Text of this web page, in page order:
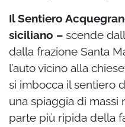
Il Sentiero
siciliano – scende
dalla frazione Santa
l’auto vicino alla
si imbocca il sentiero
una spiaggia di massi
parte più ripida della